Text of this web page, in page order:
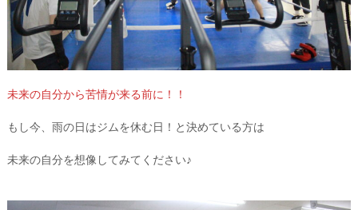
未来の自分から苦情が来る前に！！
もし今、雨の日はジムを休む日！と決めている方は
未来の自分を想像してみてください♪